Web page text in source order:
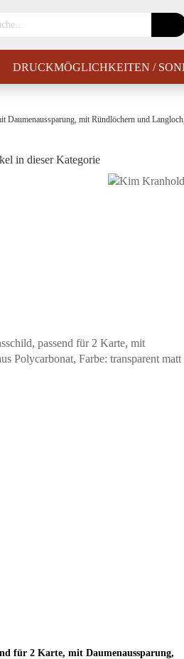
DRUCKMÖGLICHKEITEN /
Daumenaussparung, mit Ründlöchern und Langloch,
in dieser Kategorie
für 2 Karte, mit Daumenaussparung,